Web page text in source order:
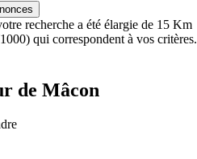
recherche a été élargie de 15 Km
qui correspondent à vos critères.
de Mâcon